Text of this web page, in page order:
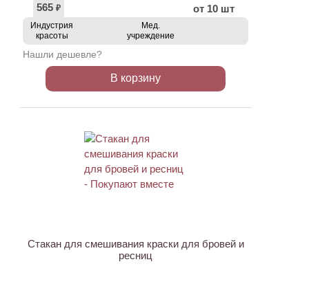
565 ₽ от 10 шт
Индустрия
красоты
Мед.
учреждение
Нашли дешевле?
В корзину
Стакан для смешивания краски для бровей и
ресниц